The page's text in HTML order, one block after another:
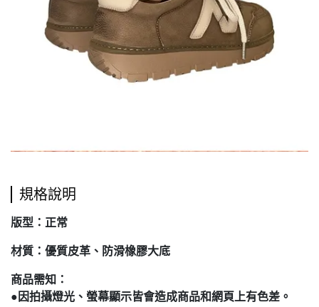
規格說明
版型：正常
材質：優質皮革、防滑橡膠大底
商品需知：
●因拍攝燈光、螢幕顯示皆會造成商品和網頁上有色差。